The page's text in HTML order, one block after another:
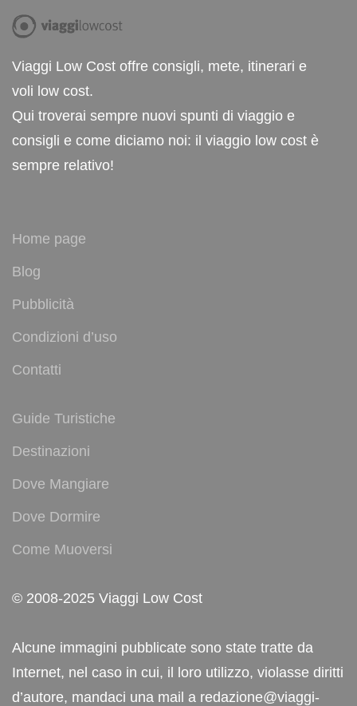
Viaggi Low Cost offre consigli, mete, itinerari e
voli low cost.
Qui troverai sempre nuovi spunti di viaggio e
consigli e come diciamo noi: il viaggio low cost è
sempre relativo!
Home page
Blog
Pubblicità
Condizioni d’uso
Contatti
Guide Turistiche
Destinazioni
Dove Mangiare
Dove Dormire
Come Muoversi
© 2008-2025 Viaggi Low Cost
Alcune immagini pubblicate sono state tratte da
Internet, nel caso in cui, il loro utilizzo, violasse diritti
d’autore, mandaci una mail a redazione@viaggi-